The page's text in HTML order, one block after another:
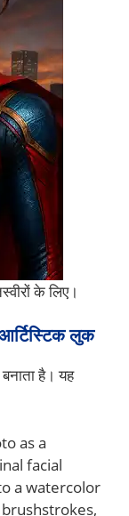
के लिए।
लुक
है। यह
as a
facial
a watercolor